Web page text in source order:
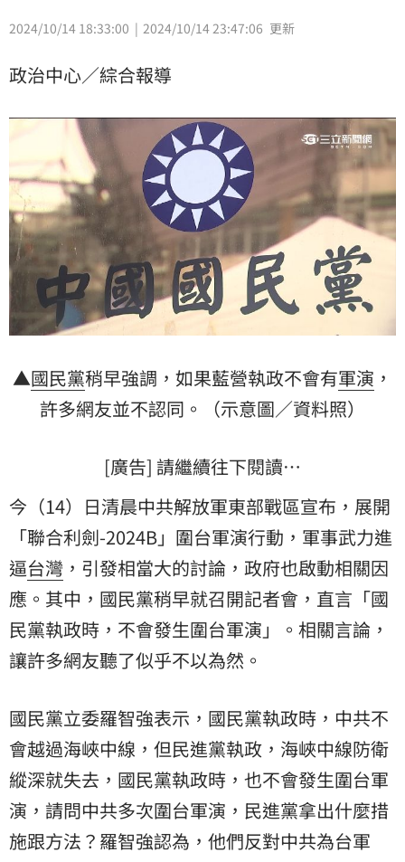
2024/10/14 18:33:00 2024/10/14 23:47:06 更新
政治中心／綜合報導
▲國民黨稍早強調，如果藍營執政不會有軍演 ，
許多網友並不認同。（示意圖／資料照）
[廣告] 請繼續往下閱讀…
今（14）日清晨中共解放軍東部戰區宣布，展開
「聯合利劍-2024B」圍台軍演行動，軍事武力進
逼台灣 ，引發相當大的討論，政府也啟動相關因
應。其中，國民黨稍早就召開記者會，直言「國
民黨執政時，不會發生圍台軍演」。相關言論，
讓許多網友聽了似乎不以為然。
國民黨立委羅智強表示，國民黨執政時，中共不
會越過海峽中線，但民進黨執政，海峽中線防衛
縱深就失去，國民黨執政時，也不會發生圍台軍
演，請問中共多次圍台軍演，民進黨拿出什麼措
施跟方法？羅智強認為，他們反對中共為台軍